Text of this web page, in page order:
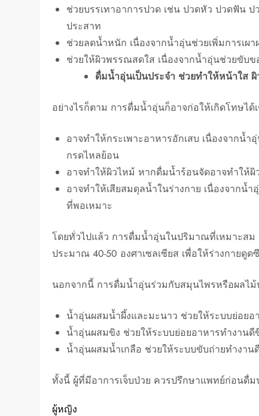
ช่วยบรรเทาอาการปวด เช่น ปวดหัว ปวดฟัน
ประสาท
ช่วยลดน้ำหนัก เนื่องจากน้ำอุ่นช่วยเพิ่มการเ
ช่วยให้ผิวพรรณสดใส เนื่องจากน้ำอุ่นช่วยขับข
ดื่มน้ำอุ่นเป็นประจำ ช่วยทำให้หน้าใส
อย่างไรก็ตาม การดื่มน้ำอุ่นก็อาจก่อให้เกิดโทษได้
อาจทำให้กระเพาะอาหารอักเสบ เนื่องจากน้
กรดไหลย้อน
อาจทำให้ผิวไหม้ หากดื่มน้ำร้อนจัดอาจทำให้
อาจทำให้เสียสมดุลน้ำในร่างกาย เนื่องจาก
ที่พอเหมาะ
โดยทั่วไปแล้ว การดื่มน้ำอุ่นในปริมาณที่เหมาะ
ประมาณ 40-50 องศาเซลเซียส เพื่อให้ร่างกายดูด
นอกจากนี้ การดื่มน้ำอุ่นร่วมกับสมุนไพรหรือผลไ
น้ำอุ่นผสมน้ำผึ้งและมะนาว ช่วยให้ระบบย่อย
น้ำอุ่นผสมขิง ช่วยให้ระบบย่อยอาหารทำงาน
น้ำอุ่นผสมน้ำเกลือ ช่วยให้ระบบขับถ่ายทำงาน
ทั้งนี้ ผู้ที่มีอาการเจ็บป่วย ควรปรึกษาแพทย์ก่อนดื่
ผู้หญิง